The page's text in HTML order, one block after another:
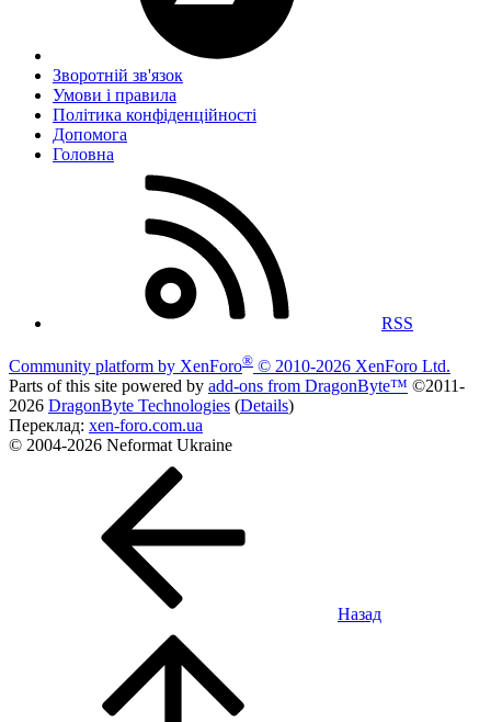
Зворотній зв'язок
Умови і правила
Політика конфіденційності
Дoпoмoга
Головна
RSS
Community platform by XenForo® © 2010-2026 XenForo Ltd.
Parts of this site powered by add-ons from DragonByte™ ©2011-
2026 DragonByte Technologies (Details)
Переклад: xen-foro.com.ua
© 2004-2026 Neformat Ukraine
Назад